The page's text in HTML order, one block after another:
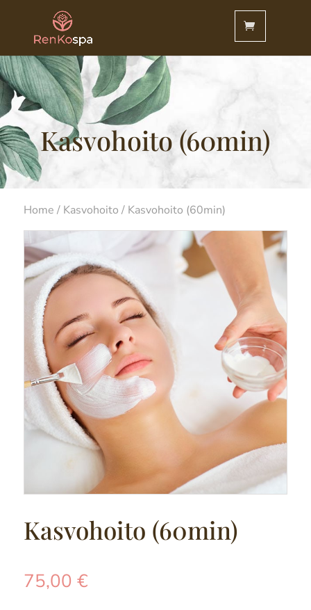
Kasvohoito (60min)
Home / Kasvohoito / Kasvohoito (60min)
Kasvohoito (60min)
75,00 €